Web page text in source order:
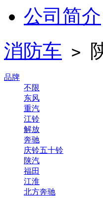
公司简介
消防车 >
品牌
不限
东风
重汽
江铃
解放
奔驰
庆铃五十铃
陕汽
福田
江淮
北方奔驰